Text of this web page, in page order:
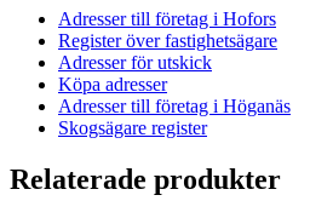
Adresser till företag i Hofors
Register över fastighetsägare
Adresser för utskick
Köpa adresser
Adresser till företag i Höganäs
Skogsägare register
Relaterade produkter